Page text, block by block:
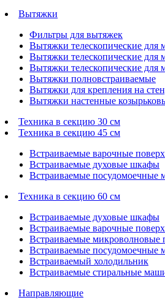
Вытяжки
Фильтры для вытяжек
Вытяжки телескопические для
Вытяжки телескопические для
Вытяжки телескопические для
Вытяжки полновстраиваемые
Вытяжки для крепления на
Вытяжки настенные
Техника в секцию 30 см
Техника в секцию 45 см
Встраиваемые варочные
Встраиваемые духовые шкафы
Встраиваемые посудомоечные
Техника в секцию 60 см
Встраиваемые духовые шкафы
Встраиваемые варочные
Встраиваемые микроволновые
Встраиваемые посудомоечные
Встраиваемый холодильник
Встраиваемые стиральные
Направляющие